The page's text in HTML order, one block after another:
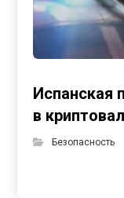
Испанская
в
Безопасность